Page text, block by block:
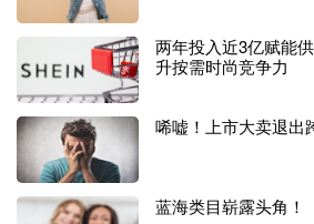
资料显示， 华宝新能成立于
2011年，
有Jackery电小二和Geneverse两大品牌
（图源：Jackery官
公司自成立之初便专注于锂电池储能
品牌Jackery电小二于2012年创立；
两年投入近3亿赋能
升按需时尚竞争力
唏嘘！上市大卖退出
蓝海类目崭露头角！